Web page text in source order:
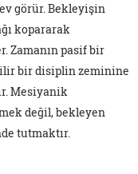
görür. Bekleyişin
kopararak
Zamanın pasif bir
bir disiplin zeminine
Mesiyanik
değil, bekleyen
tutmaktır.